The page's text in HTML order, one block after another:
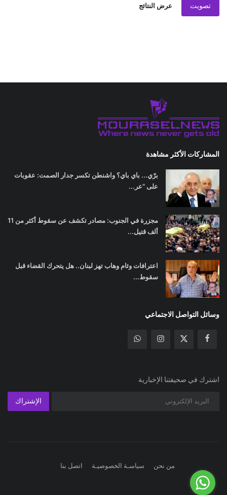
تصويت عرض النتائج
المشاركات الأكثر مشاهدة
برّي... باي باي؟ واشنطن تكسر جدار الصمت: عقوبات
على "عر...
مجزرة في الجنوب: مصادر تكشف عن سقوط أكثر من 11
ألف قتيل...
اعترافات وئام وهاب تهز لبنان.. هل يتحرك القضاء قبل
سقوط...
وسائل التواصل الاجتماعي
اشترك في صحيفتنا الإخبارية
الإشتراك
من نحن سياسـة الخصوصيـة اتصل بنا